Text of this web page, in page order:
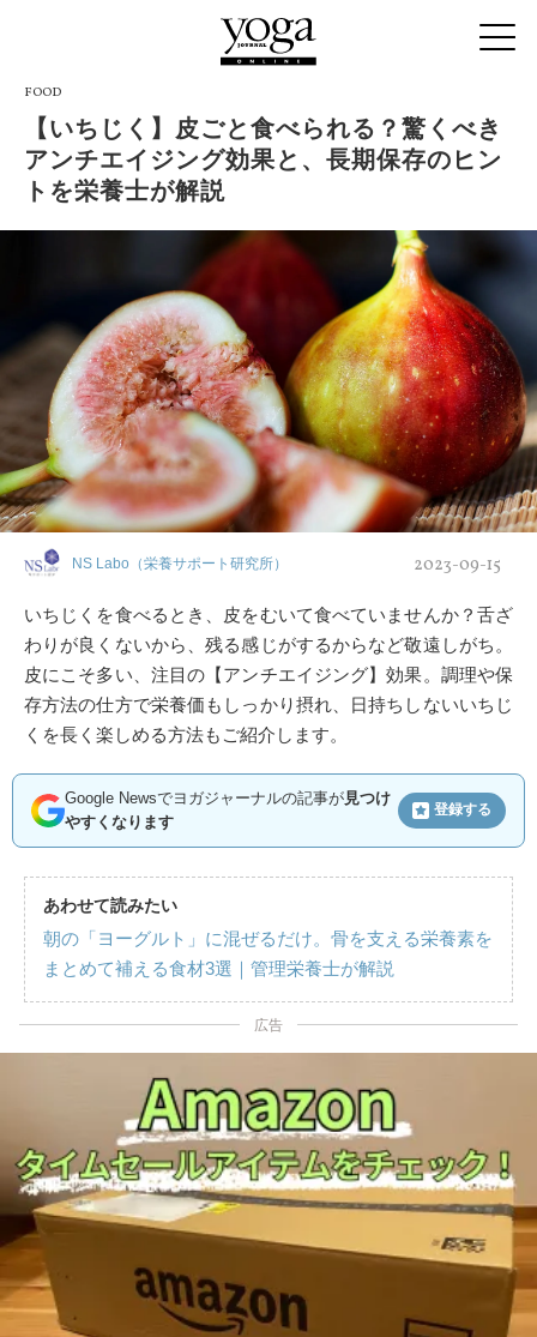
FOOD
【いちじく】皮ごと食べられる？驚くべき
アンチエイジング効果と、長期保存のヒン
トを栄養士が解説
NS Labo（栄養サポート研究所） 2023-09-15
いちじくを食べるとき、皮をむいて食べていませんか？舌ざ
わりが良くないから、残る感じがするからなど敬遠しがち。
皮にこそ多い、注目の【アンチエイジング】効果。調理や保
存方法の仕方で栄養価もしっかり摂れ、日持ちしないいちじ
くを長く楽しめる方法もご紹介します。
Google Newsでヨガジャーナルの記事が見つけ
やすくなります
登録する
あわせて読みたい
朝の「ヨーグルト」に混ぜるだけ。骨を支える栄養素を
まとめて補える食材3選｜管理栄養士が解説
広告